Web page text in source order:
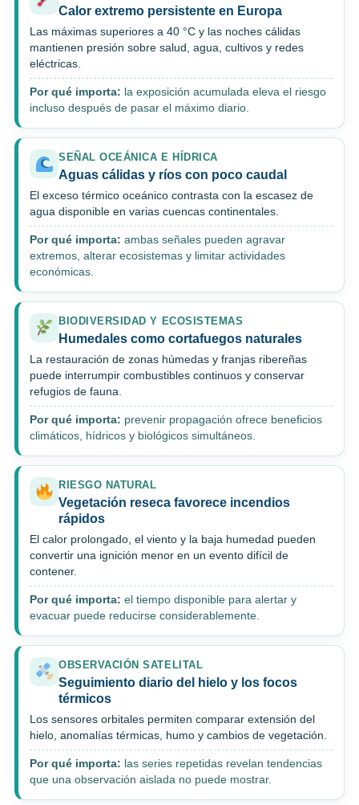
Calor extremo persistente en Europa
Las máximas superiores a 40 °C y las noches cálidas
mantienen presión sobre salud, agua, cultivos y redes
eléctricas.
Por qué importa: la exposición acumulada eleva el riesgo
incluso después de pasar el máximo diario.
SEÑAL OCEÁNICA E HÍDRICA
Aguas cálidas y ríos con poco caudal
El exceso térmico oceánico contrasta con la escasez de
agua disponible en varias cuencas continentales.
Por qué importa: ambas señales pueden agravar
extremos, alterar ecosistemas y limitar actividades
económicas.
BIODIVERSIDAD Y ECOSISTEMAS
Humedales como cortafuegos naturales
La restauración de zonas húmedas y franjas ribereñas
puede interrumpir combustibles continuos y conservar
refugios de fauna.
Por qué importa: prevenir propagación ofrece beneficios
climáticos, hídricos y biológicos simultáneos.
RIESGO NATURAL
Vegetación reseca favorece incendios
rápidos
El calor prolongado, el viento y la baja humedad pueden
convertir una ignición menor en un evento difícil de
contener.
Por qué importa: el tiempo disponible para alertar y
evacuar puede reducirse considerablemente.
OBSERVACIÓN SATELITAL
Seguimiento diario del hielo y los focos
térmicos
Los sensores orbitales permiten comparar extensión del
hielo, anomalías térmicas, humo y cambios de vegetación.
Por qué importa: las series repetidas revelan tendencias
que una observación aislada no puede mostrar.